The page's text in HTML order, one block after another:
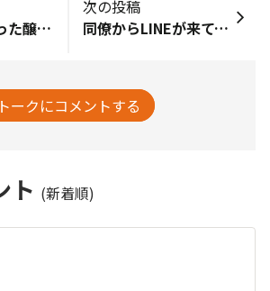
岩手旅行で行った醸造場にてつなぐビールを発見！真っ先にこのコミュニティが思い浮かびました🫶
次の投稿
同僚からLINEが来て、Xにこんな投稿があったよ！と😓グッズ分野に採用していただけるよう、頑張ります🙇‍♂️
トークにコメントする
ト (新着順)